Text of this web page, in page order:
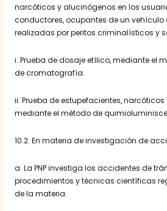
narcóticos y alucinógenos en los
conductores, ocupantes de un vehículo
realizadas por peritos criminalísticos y
i. Prueba de dosaje etílico, mediante el
de cromatografía.
ii. Prueba de estupefacientes,
mediante el método de
10.2. En materia de investigación de
a. La PNP investiga los accidentes de
procedimientos y técnicas científicas
de la materia.